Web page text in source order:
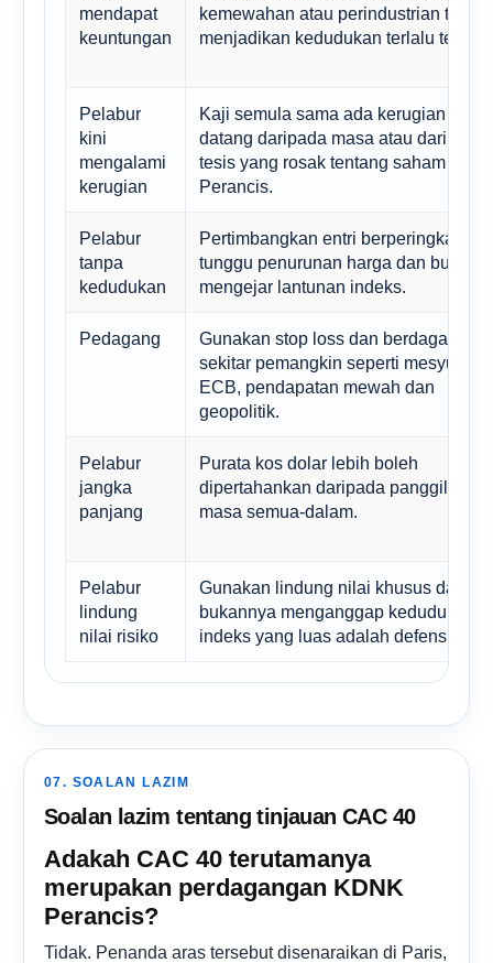
mendapat
keuntungan
kemewahan atau perindustrian telah
menjadikan kedudukan terlalu
Pelabur
kini
mengalami
kerugian
Kaji semula sama ada kerugian itu
datang daripada masa atau daripada
tesis yang rosak tentang saham
Perancis.
Pelabur
tanpa
kedudukan
Pertimbangkan entri berperingkat
tunggu penurunan harga dan
mengejar lantunan indeks.
Pedagang
Gunakan stop loss dan berdagang di
sekitar pemangkin seperti mesyuarat
ECB, pendapatan mewah dan
geopolitik.
Pelabur
jangka
panjang
Purata kos dolar lebih boleh
dipertahankan daripada panggilan
masa semua-dalam.
Pelabur
lindung
nilai risiko
Gunakan lindung nilai khusus dan
bukannya menganggap kedudukan
indeks yang luas adalah defensif.
07. SOALAN LAZIM
Soalan lazim tentang tinjauan CAC 40
Adakah CAC 40 terutamanya
merupakan perdagangan KDNK
Perancis?
Tidak. Penanda aras tersebut disenaraikan di Paris,